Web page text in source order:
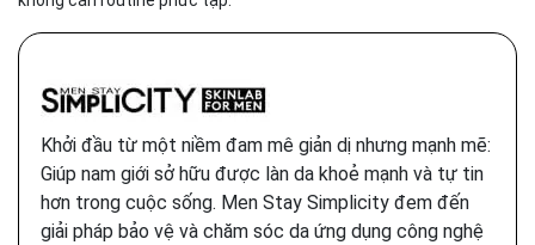
Khởi đầu từ một niềm đam mê giản dị nhưng mạnh mẽ:
Giúp nam giới sở hữu được làn da khoẻ mạnh và tự tin
hơn trong cuộc sống. Men Stay Simplicity đem đến
giải pháp bảo vệ và chăm sóc da ứng dụng công nghệ